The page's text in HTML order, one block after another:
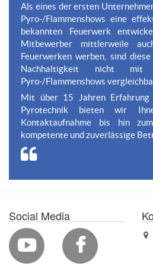
Als eines der ersten
Pyro-/Flammenshows eine
bekannten Feuerwerk
Mitbewerber mittlerweile
Feuerwerken werben, sind
Nachhaltigkeit nicht mit
Pyro-/Flammenshows
Mit über 15 Jahren Erfahrung
Pyrotechnik bieten wir
Kontaktaufnahme bis hin
kompetente und zuverlässige
Social Media
 